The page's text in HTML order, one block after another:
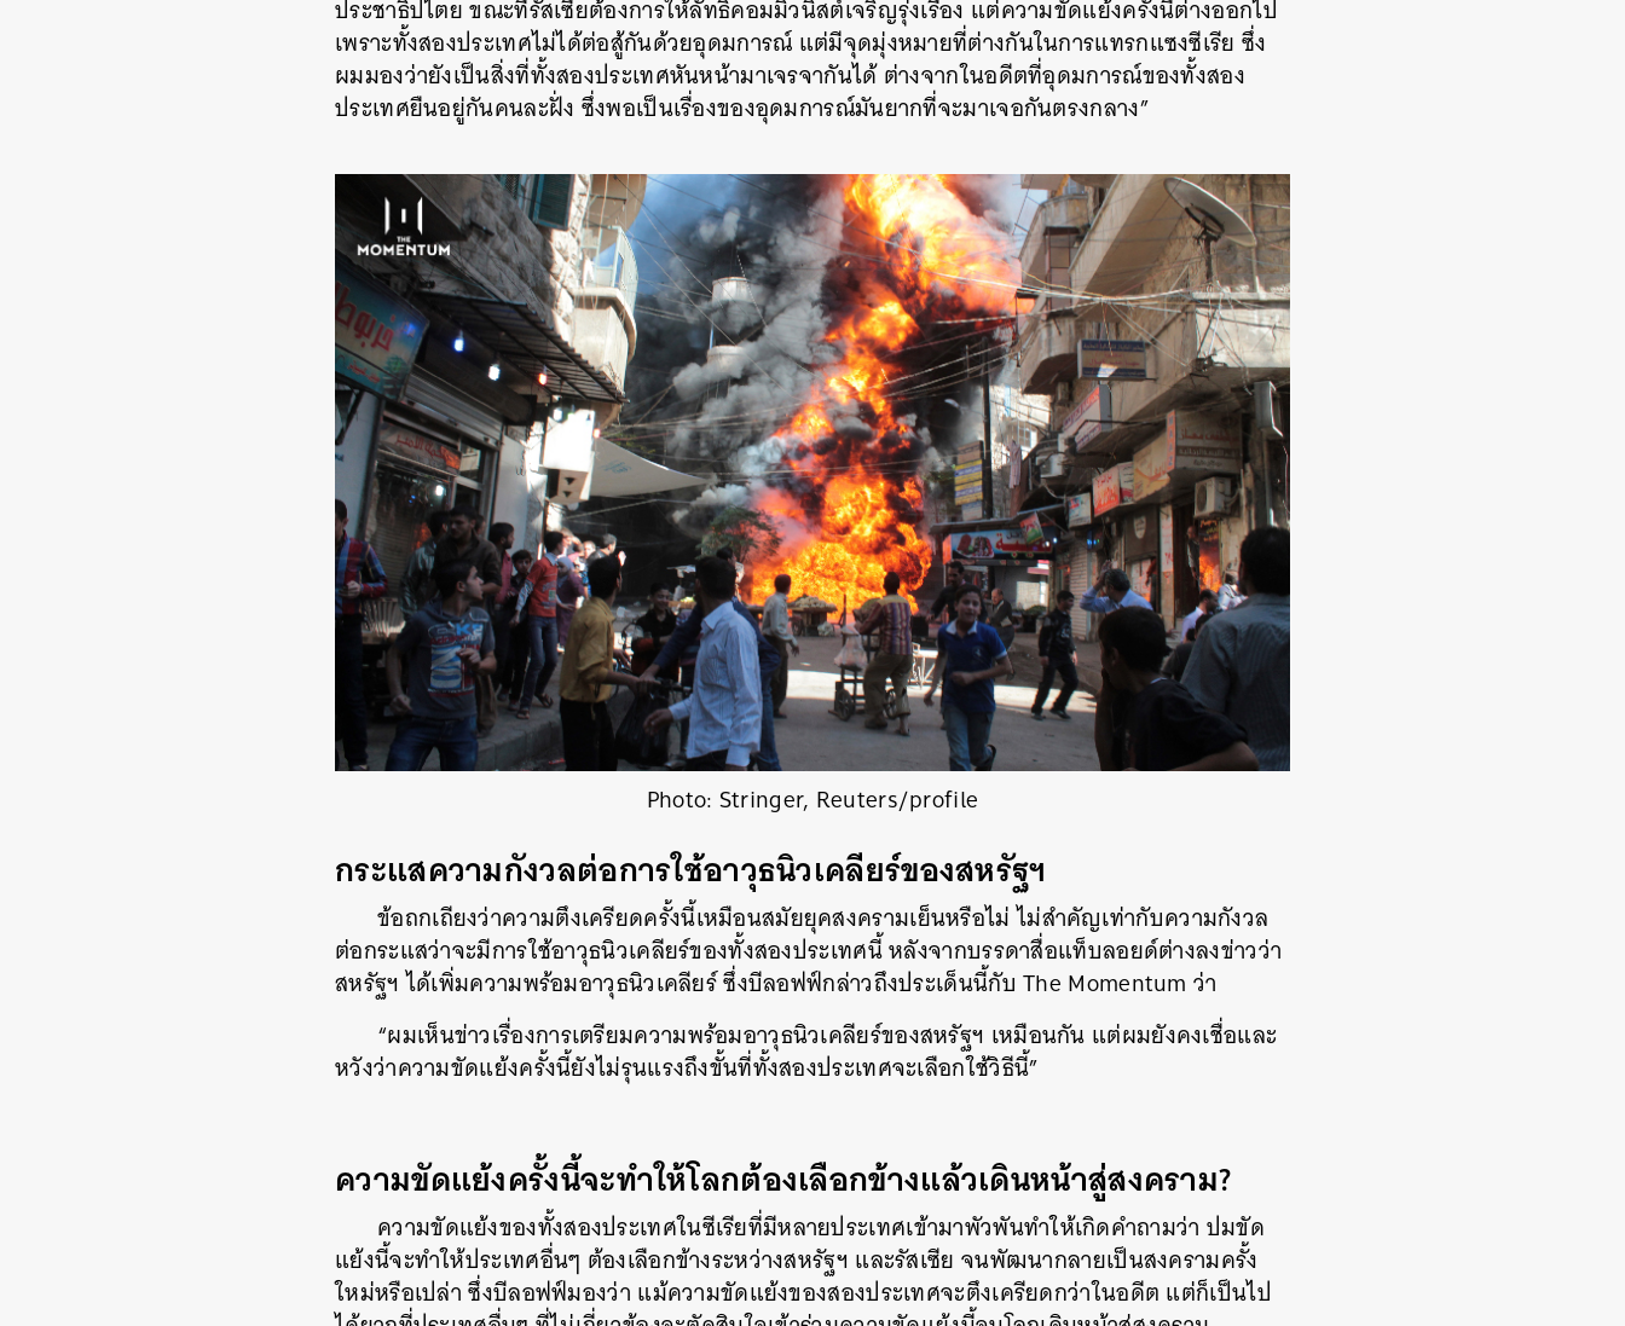
ประชาธิปไตย ขณะที่รัสเซียต้องการให้ลัทธิคอมมิวนิสต์เจริญรุ่งเรือง แต่ความขัดแย้งครั้งนี้ต่างออกไป
เพราะทั้งสองประเทศไม่ได้ต่อสู้กันด้วยอุดมการณ์ แต่มีจุดมุ่งหมายที่ต่างกันในการแทรกแซงซีเรีย ซึ่ง
ผมมองว่ายังเป็นสิ่งที่ทั้งสองประเทศหันหน้ามาเจรจากันได้ ต่างจากในอดีตที่อุดมการณ์ของทั้งสอง
ประเทศยืนอยู่กันคนละฝั่ง ซึ่งพอเป็นเรื่องของอุดมการณ์มันยากที่จะมาเจอกันตรงกลาง”
Photo: Stringer, Reuters/profile
กระแสความกังวลต่อการใช้อาวุธนิวเคลียร์ของสหรัฐฯ
ข้อถกเถียงว่าความตึงเครียดครั้งนี้เหมือนสมัยยุคสงครามเย็นหรือไม่ ไม่สำคัญเท่ากับความกังวล
ต่อกระแสว่าจะมีการใช้อาวุธนิวเคลียร์ของทั้งสองประเทศนี้ หลังจากบรรดาสื่อแท็บลอยด์ต่างลงข่าวว่า
สหรัฐฯ ได้เพิ่มความพร้อมอาวุธนิวเคลียร์ ซึ่งบีลอฟฟ์กล่าวถึงประเด็นนี้กับ The Momentum ว่า
“ผมเห็นข่าวเรื่องการเตรียมความพร้อมอาวุธนิวเคลียร์ของสหรัฐฯ เหมือนกัน แต่ผมยังคงเชื่อและ
หวังว่าความขัดแย้งครั้งนี้ยังไม่รุนแรงถึงขั้นที่ทั้งสองประเทศจะเลือกใช้วิธีนี้”
ความขัดแย้งครั้งนี้จะทำให้โลกต้องเลือกข้างแล้วเดินหน้าสู่สงคราม?
ความขัดแย้งของทั้งสองประเทศในซีเรียที่มีหลายประเทศเข้ามาพัวพันทำให้เกิดคำถามว่า ปมขัด
แย้งนี้จะทำให้ประเทศอื่นๆ ต้องเลือกข้างระหว่างสหรัฐฯ และรัสเซีย จนพัฒนากลายเป็นสงครามครั้ง
ใหม่หรือเปล่า ซึ่งบีลอฟฟ์มองว่า แม้ความขัดแย้งของสองประเทศจะตึงเครียดกว่าในอดีต แต่ก็เป็นไป